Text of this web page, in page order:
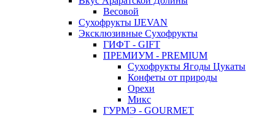
Весовой
Сухофрукты IJEVAN
Эксклюзивные Сухофрукты
ГИФТ - GIFT
ПРЕМИУМ - PREMIUM
Сухофрукты Ягоды Цукаты
Конфеты от природы
Орехи
Микс
ГУРМЭ - GOURMET